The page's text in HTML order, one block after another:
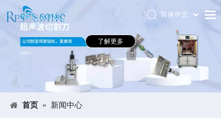
首页
关于RPS-SONIC
应用领域
新闻中心
简体中文
Português
Español
Pусский
العربية
English
了解更多
首页 » 新闻中心